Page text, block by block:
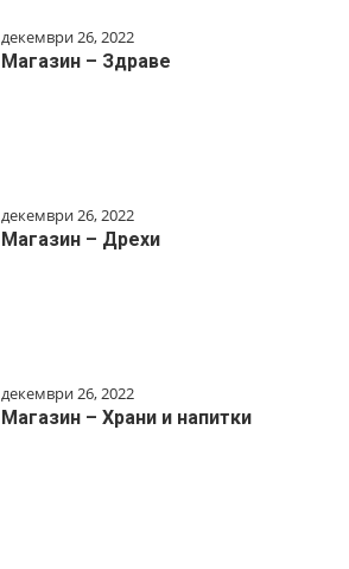
декември 26, 2022
Магазин – Здраве
декември 26, 2022
Магазин – Дрехи
декември 26, 2022
Магазин – Храни и напитки